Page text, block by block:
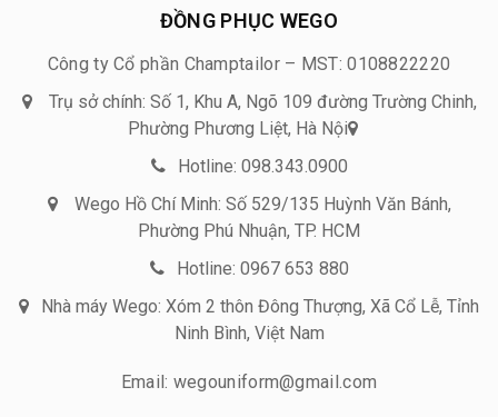
ĐỒNG PHỤC WEGO
Công ty Cổ phần Champtailor – MST: 0108822220
Trụ sở chính: Số 1, Khu A, Ngõ 109 đường Trường Chinh,
Phường Phương Liệt, Hà Nội
Hotline: 098.343.0900
Wego Hồ Chí Minh: Số 529/135 Huỳnh Văn Bánh,
Phường Phú Nhuận, TP. HCM
Hotline: 0967 653 880
Nhà máy Wego: Xóm 2 thôn Đông Thượng, Xã Cổ Lễ, Tỉnh
Ninh Bình, Việt Nam
Email: wegouniform@gmail.com